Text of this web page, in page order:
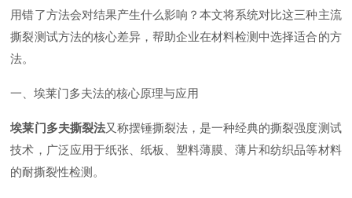
用错了方法会对结果产生什么影响？本文将系统对比这三种主流
撕裂测试方法的核心差异，帮助企业在材料检测中选择适合的方
法。
一、埃莱门多夫法的核心原理与应用
埃莱门多夫撕裂法又称摆锤撕裂法，是一种经典的撕裂强度测试
技术，广泛应用于纸张、纸板、塑料薄膜、薄片和纺织品等材料
的耐撕裂性检测。